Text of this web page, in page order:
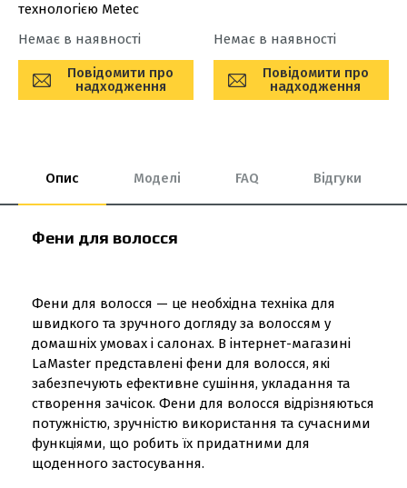
технологією Metec
Немає в наявності
Повідомити про
надходження
Немає в наявності
Повідомити про
надходження
Опис Моделі FAQ Відгуки
Фени для волосся
Фени для волосся — це необхідна техніка для
швидкого та зручного догляду за волоссям у
домашніх умовах і салонах. В інтернет-магазині
LaMaster представлені фени для волосся, які
забезпечують ефективне сушіння, укладання та
створення зачісок. Фени для волосся відрізняються
потужністю, зручністю використання та сучасними
функціями, що робить їх придатними для
щоденного застосування.